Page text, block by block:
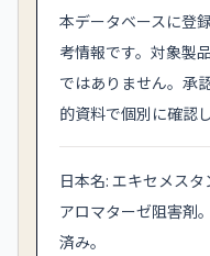
本データベースに登
考情報です。対象製
ではありません。承
的資料で個別に確認
日本名: エキセメスタ
アロマターゼ阻害剤
済み。